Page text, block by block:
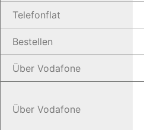
Telefonflat
Bestellen
Über Vodafone
Über Vodafone